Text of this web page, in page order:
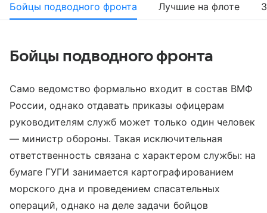
Бойцы подводного фронта Лучшие на флоте
Бойцы подводного фронта
Само ведомство формально входит в состав ВМФ
России, однако отдавать приказы офицерам
руководителям служб может только один человек
— министр обороны. Такая исключительная
ответственность связана с характером службы: на
бумаге ГУГИ занимается картографированием
морского дна и проведением спасательных
операций, однако на деле задачи бойцов